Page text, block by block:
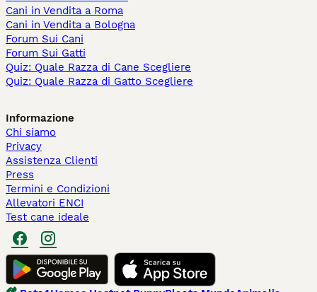
Cani in Vendita a Roma
Cani in Vendita a Bologna
Forum Sui Cani
Forum Sui Gatti
Quiz: Quale Razza di Cane Scegliere
Quiz: Quale Razza di Gatto Scegliere
Informazione
Chi siamo
Privacy
Assistenza Clienti
Press
Termini e Condizioni
Allevatori ENCI
Test cane ideale